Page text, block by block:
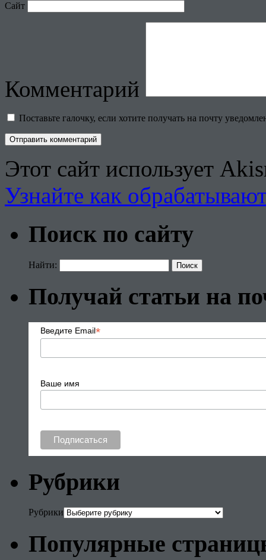
Сайт
Комментарий
Поставьте галочку, если хотите получать на почту
Этот сайт использует
Узнайте как
Поиск по сайту
Найти:
Получай статьи на
Введите Email*
Ваше имя
Рубрики
Рубрики
Популярные